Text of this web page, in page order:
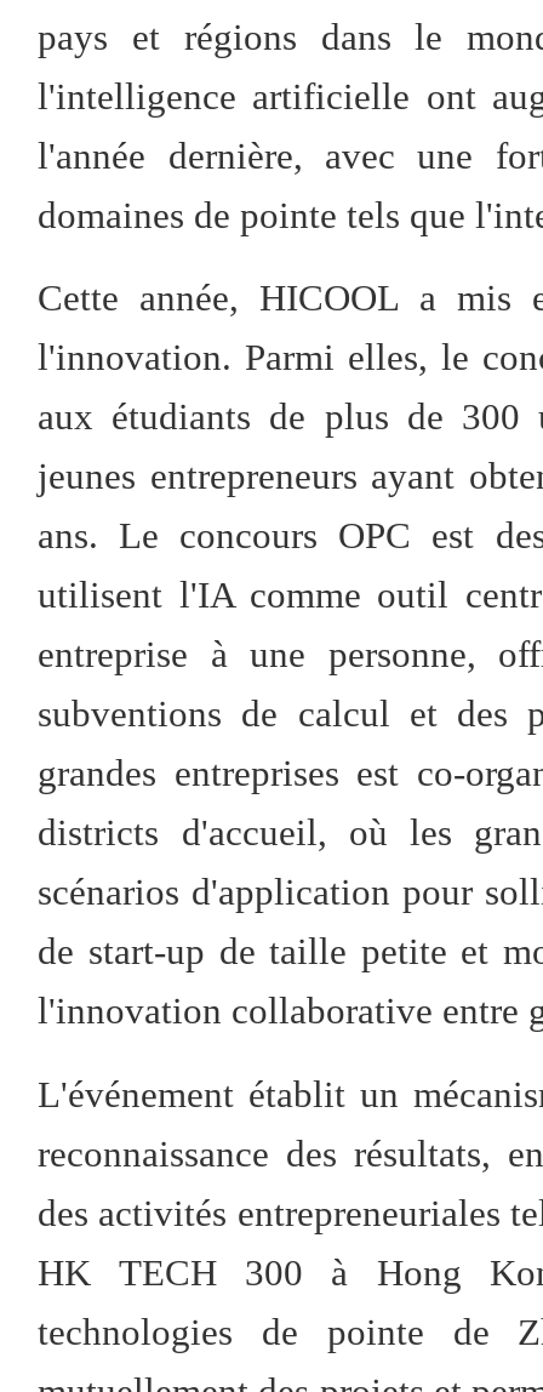
pays et régions dans le
l'intelligence artificielle ont
l'année dernière, avec une
domaines de pointe tels que
Cette année, HICOOL a mis
l'innovation. Parmi elles, le
aux étudiants de plus de 300
jeunes entrepreneurs ayant
ans. Le concours OPC est
utilisent l'IA comme outil
entreprise à une personne,
subventions de calcul et des
grandes entreprises est co-
districts d'accueil, où les
scénarios d'application pour
de start-up de taille petite et
l'innovation collaborative entre
L'événement établit un
reconnaissance des résultats,
des activités entrepreneuriales
HK TECH 300 à Hong
technologies de pointe de